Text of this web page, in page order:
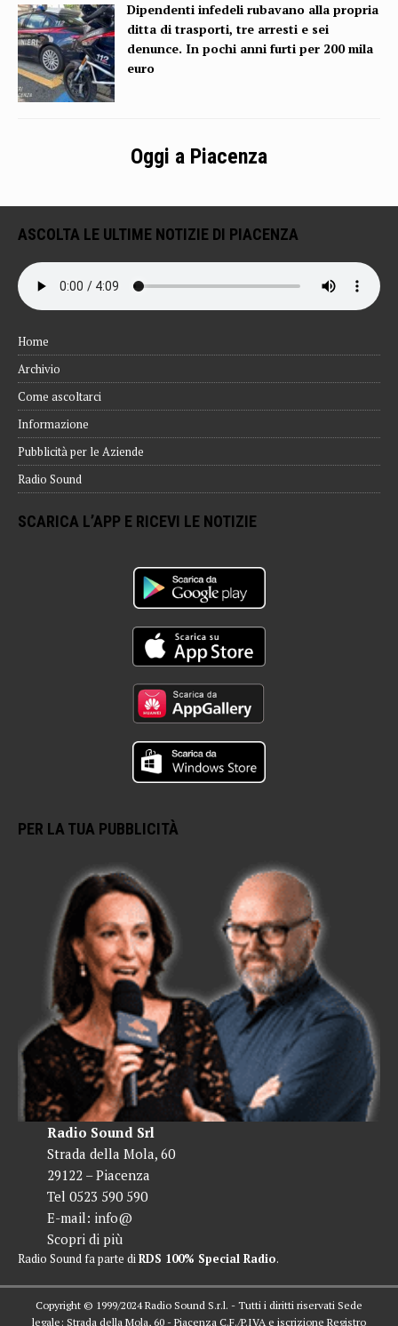
Dipendenti infedeli rubavano alla propria
ditta di trasporti, tre arresti e sei
denunce. In pochi anni furti per 200 mila
euro
Oggi a Piacenza
ASCOLTA LE ULTIME NOTIZIE DI PIACENZA
Home
Archivio
Come ascoltarci
Informazione
Pubblicità per le Aziende
Radio Sound
SCARICA L’APP E RICEVI LE NOTIZIE
PER LA TUA PUBBLICITÀ
Radio Sound Srl
Strada della Mola, 60
29122 – Piacenza
Tel 0523 590 590
E-mail: info@
Scopri di più
Radio Sound fa parte diRDS 100% Special Radio.
Copyright © 1999/2024 Radio Sound S.r.l. - Tutti i diritti riservati Sede
legale: Strada della Mola, 60 - Piacenza C.F./P.IVA e iscrizione Registro